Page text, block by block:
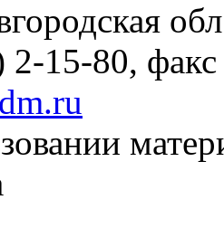
2-15-80,